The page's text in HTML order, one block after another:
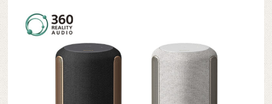
o
y
n
g
er